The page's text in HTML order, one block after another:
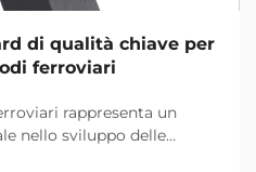
di qualità chiave per
ferroviari
rappresenta un
nello sviluppo delle